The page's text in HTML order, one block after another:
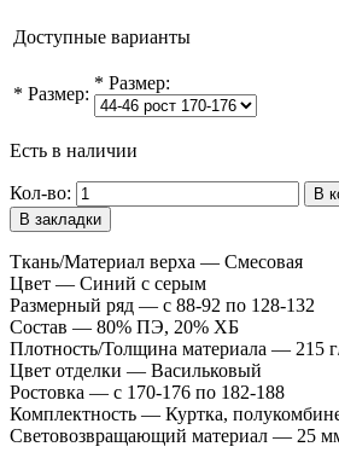
Доступные варианты
* Размер:
* Размер:
Есть в наличии
Кол-во: В
В закладки
Ткань/Материал верха — Смесовая
Цвет — Синий с серым
Размерный ряд — с 88-92 по 128-132
Состав — 80% ПЭ, 20% ХБ
Плотность/Толщина материала — 215
Цвет отделки — Васильковый
Ростовка — с 170-176 по 182-188
Комплектность — Куртка,
Световозвращающий материал — 25